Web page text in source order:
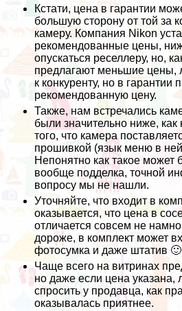
Кстати, цена в гарантии
большую сторону от той за
камеру. Компания Nikon
рекомендованные цены,
опускаться реселлеру, но,
предлагают меньшие цены,
к конкуренту, но в
рекомендованную цену.
Также, нам встречались
были значительно ниже, как
того, что камера
прошивкой (язык меню в ней
Непонятно как такое может
вообще подделка, точной
вопросу мы не нашли.
Уточняйте, что входит в
оказывается, что цена в
отличается совсем не
дороже, в комплект может
фотосумка и даже штатив 🙂
Чаще всего на витринах
но даже если цена указана,
спросить у продавца, как
оказывалась приятнее.